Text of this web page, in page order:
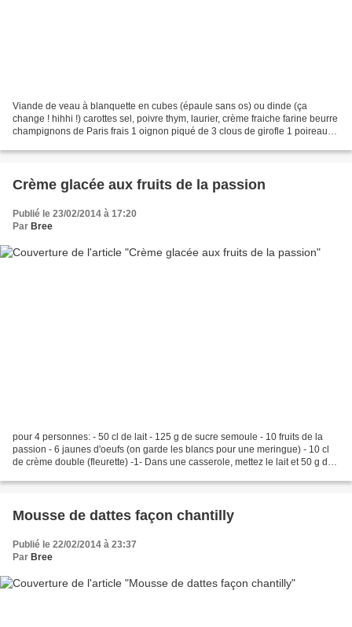
Viande de veau à blanquette en cubes (épaule sans os) ou dinde (ça
change ! hihhi !) carottes sel, poivre thym, laurier, crème fraiche farine beurre
champignons de Paris frais 1 oignon piqué de 3 clous de girofle 1 poireau
Crème glacée aux fruits de la passion
Publié le 23/02/2014 à 17:20
Par Bree
pour 4 personnes: - 50 cl de lait - 125 g de sucre semoule - 10 fruits de la
passion - 6 jaunes d'oeufs (on garde les blancs pour une meringue) - 10 cl
de crème double (fleurette) -1- Dans une casserole, mettez le lait et 50 g de
Mousse de dattes façon chantilly
Publié le 22/02/2014 à 23:37
Par Bree